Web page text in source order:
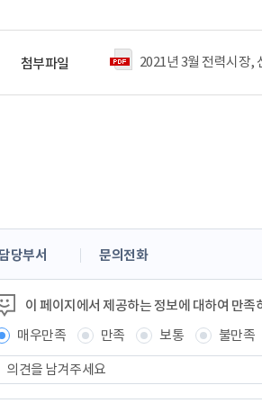
첨부파일 2021년 3월 전력시장
콘
임
담당부서 문의전화
이 페이지에서 제공하는 정보에 대하여 만족
매우만족
만족 보통 불만족